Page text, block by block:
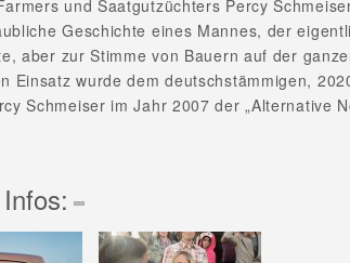
und Saatgutzüchters Percy
Geschichte eines Mannes, der
aber zur Stimme von Bauern auf der
Einsatz wurde dem deutschstämmigen,
Schmeiser im Jahr 2007 der „Alternative